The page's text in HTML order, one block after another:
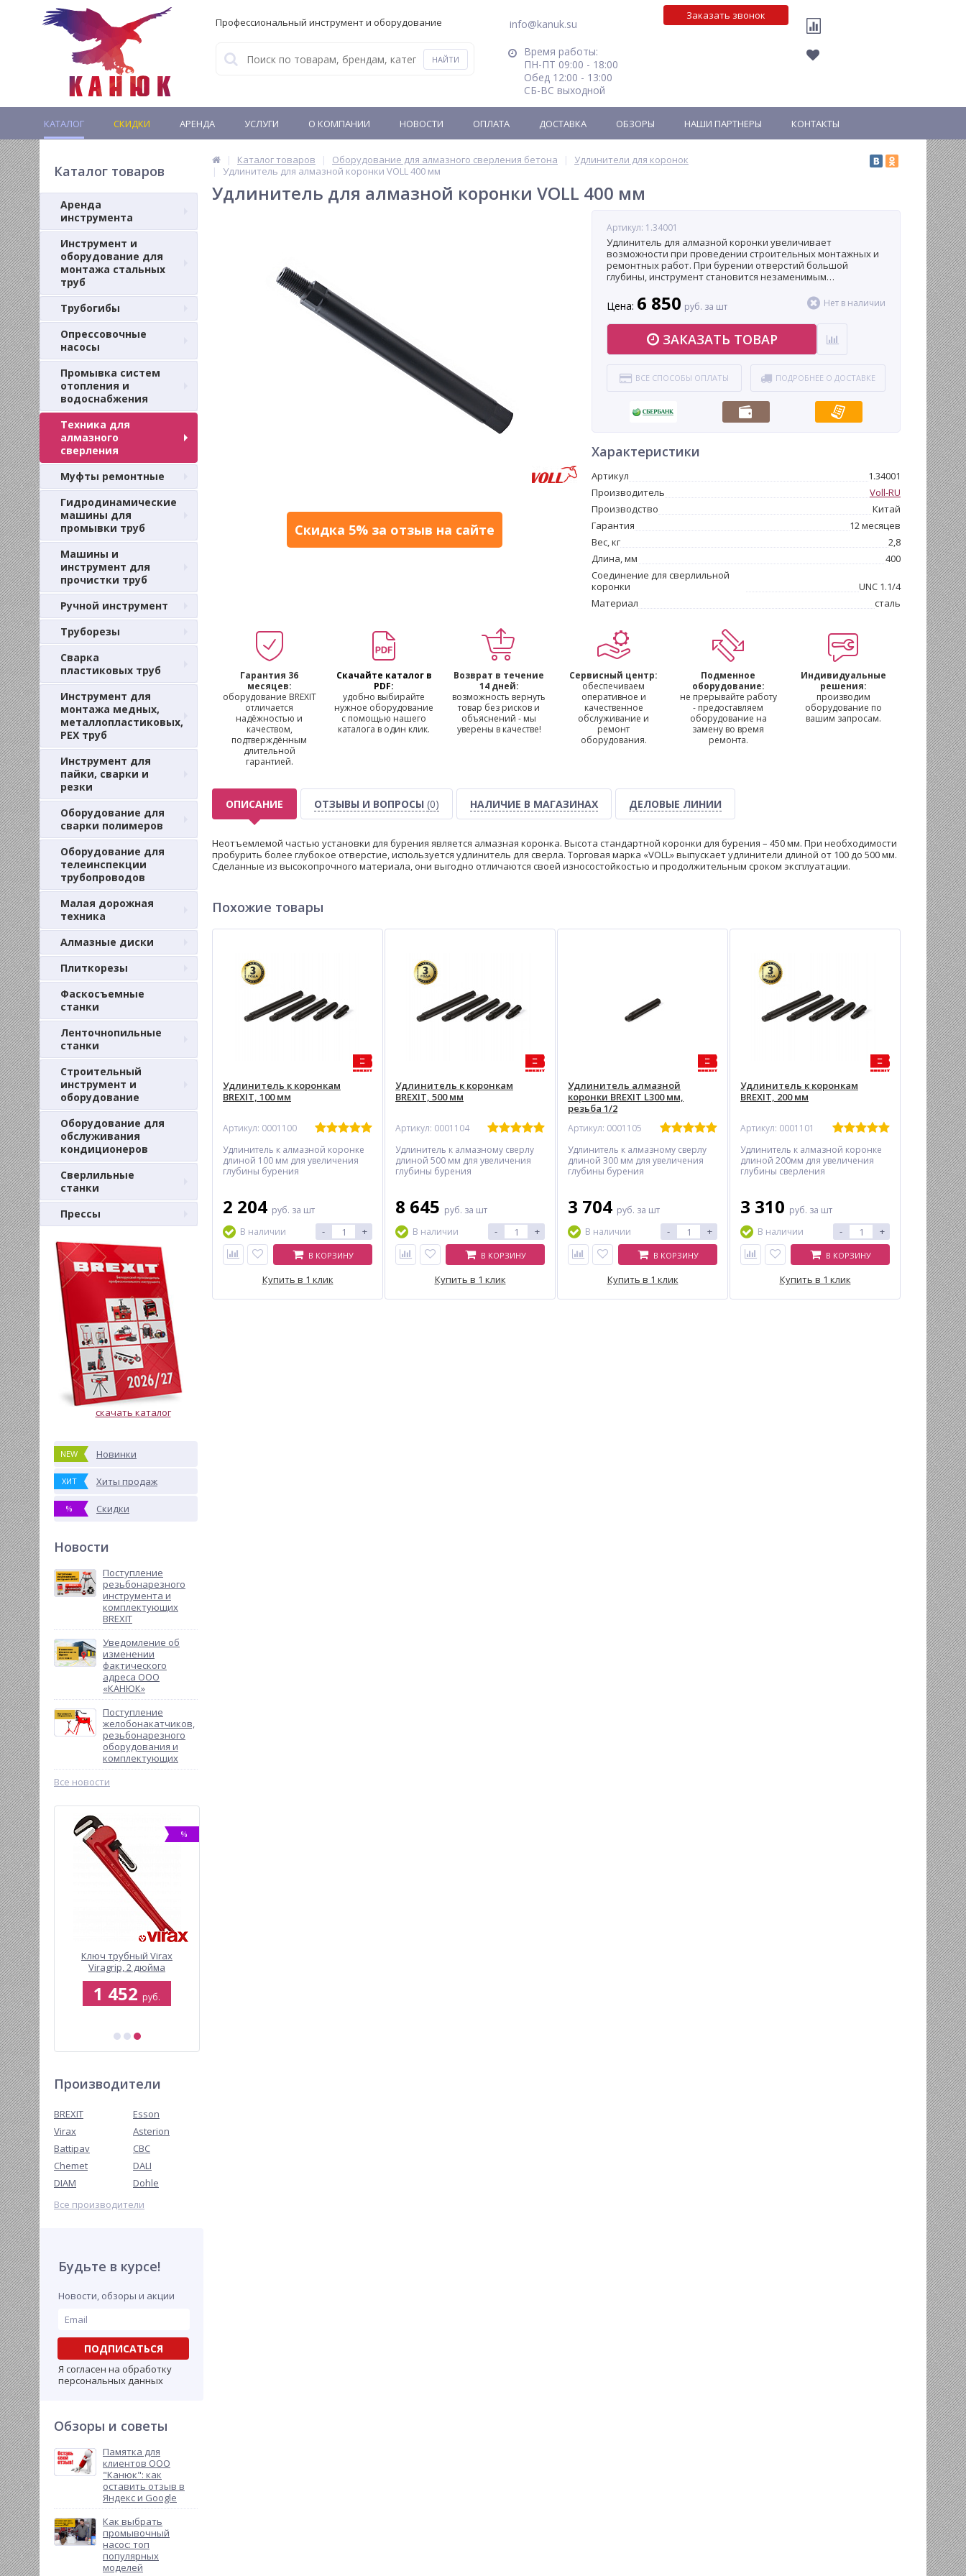
Профессиональный инструмент и оборудование
info@kanuk.su
Время работы:
ПН-ПТ 09:00 - 18:00
Обед 12:00 - 13:00
СБ-ВС выходной
Заказать звонок
КАТАЛОГ СКИДКИ АРЕНДА УСЛУГИ О КОМПАНИИ НОВОСТИ ОПЛАТА ДОСТАВКА ОБЗОРЫ НАШИ ПАРТНЕРЫ КОНТАКТЫ
Каталог товаров
Аренда
инструмента
Инструмент и
оборудование для
монтажа стальных
труб
Трубогибы
Опрессовочные
насосы
Промывка систем
отопления и
водоснабжения
Техника для
алмазного
сверления
Муфты ремонтные
Гидродинамические
машины для
промывки труб
Машины и
инструмент для
прочистки труб
Ручной инструмент
Труборезы
Сварка
пластиковых труб
Инструмент для
монтажа медных,
металлопластиковых,
PEX труб
Инструмент для
пайки, сварки и
резки
Оборудование для
сварки полимеров
Оборудование для
телеинспекции
трубопроводов
Малая дорожная
техника
Алмазные диски
Плиткорезы
Фаскосъемные
станки
Ленточнопильные
станки
Строительный
инструмент и
оборудование
Оборудование для
обслуживания
кондиционеров
Сверлильные
станки
Прессы
скачать каталог
NEW Новинки
ХИТ Хиты продаж
% Скидки
Новости
Поступление
резьбонарезного
инструмента и
комплектующих
BREXIT
Уведомление об
изменении
фактического
адреса ООО
«КАНЮК»
Поступление
желобонакатчиков,
резьбонарезного
оборудования и
комплектующих
Все новости
%
Virax
%
Ключ трубный Virax
Viragrip, 2 дюйма
1 452 руб.
Производители
BREXIT
Esson
Virax
Asterion
Battipav
CBC
Chemet
DALI
DIAM
Dohle
Все производители
Будьте в курсе!
Новости, обзоры и акции
ПОДПИСАТЬСЯ
Я согласен на обработку
персональных данных
Обзоры и советы
Памятка для
клиентов ООО
"Канюк": как
оставить отзыв в
Яндекс и Google
Как выбрать
промывочный
насос: топ
популярных
моделей
Каталог товаров Оборудование для алмазного сверления бетона
Удлинители для коронок
Удлинитель для алмазной коронки VOLL 400 мм
Удлинитель для алмазной коронки VOLL 400 мм
Скидка 5% за отзыв на сайте
Артикул: 1.34001
Удлинитель для алмазной коронки увеличивает
возможности при проведении строительных монтажных и
ремонтных работ. При бурении отверстий большой
глубины, инструмент становится незаменимым
Цена: 6 850 руб. за шт Нет в наличии
ЗАКАЗАТЬ ТОВАР
ВСЕ СПОСОБЫ ОПЛАТЫ ПОДРОБНЕЕ О ДОСТАВКЕ
Характеристики
Артикул
1.34001
Производитель
Voll-RU
Производство
Китай
Гарантия
12 месяцев
Вес, кг
2,8
Длина, мм
400
Соединение для сверлильной
коронки
UNC 1.1/4
Материал
сталь
Гарантия 36
месяцев:
оборудование BREXIT
отличается
надёжностью и
качеством,
подтверждённым
длительной
гарантией.
Скачайте каталог в
PDF:
удобно выбирайте
нужное оборудование
с помощью нашего
каталога в один клик.
Возврат в течение
14 дней:
возможность вернуть
товар без рисков и
объяснений - мы
уверены в качестве!
Сервисный центр:
обеспечиваем
оперативное и
качественное
обслуживание и
ремонт
оборудования.
Подменное
оборудование:
не прерывайте работу
- предоставляем
оборудование на
замену во время
ремонта.
Индивидуальные
решения:
производим
оборудование по
вашим запросам.
ОПИСАНИЕ ОТЗЫВЫ И ВОПРОСЫ (0) НАЛИЧИЕ В МАГАЗИНАХ ДЕЛОВЫЕ ЛИНИИ
Неотъемлемой частью установки для бурения является алмазная коронка. Высота стандартной коронки для бурения – 450 мм. При необходимости
пробурить более глубокое отверстие, используется удлинитель для сверла. Торговая марка «VOLL» выпускает удлинители длиной от 100 до 500 мм.
Сделанные из высокопрочного материала, они выгодно отличаются своей износостойкостью и продолжительным сроком эксплуатации.
Похожие товары
Удлинитель к коронкам
BREXIT, 100 мм
Артикул: 0001100
Удлинитель к алмазной коронке
длиной 100 мм для увеличения
глубины бурения
2 204 руб. за шт
В наличии
- +
В КОРЗИНУ
Купить в 1 клик
Удлинитель к коронкам
BREXIT, 500 мм
Артикул: 0001104
Удлинитель к алмазному сверлу
длиной 500 мм для увеличения
глубины бурения
8 645 руб. за шт
В наличии
- +
В КОРЗИНУ
Купить в 1 клик
Удлинитель алмазной
коронки BREXIT L300 мм,
резьба 1/2
Артикул: 0001105
Удлинитель к алмазному сверлу
длиной 300 мм для увеличения
глубины бурения
3 704 руб. за шт
В наличии
- +
В КОРЗИНУ
Купить в 1 клик
Удлинитель к коронкам
BREXIT, 200 мм
Артикул: 0001101
Удлинитель к алмазной коронке
длиной 200мм для увеличения
глубины сверления
3 310 руб. за шт
В наличии
- +
В КОРЗИНУ
Купить в 1 клик